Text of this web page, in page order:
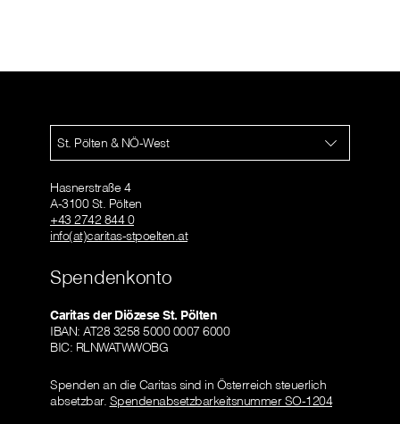
St. Pölten & NÖ-West
Hasnerstraße 4
A-3100 St. Pölten
+43 2742 844 0
info(at)caritas-stpoelten.at
Spendenkonto
Caritas der Diözese St. Pölten
IBAN: AT28 3258 5000 0007 6000
BIC: RLNWATWWOBG
Spenden an die Caritas sind in Österreich steuerlich
absetzbar. Spendenabsetzbarkeitsnummer SO-1204